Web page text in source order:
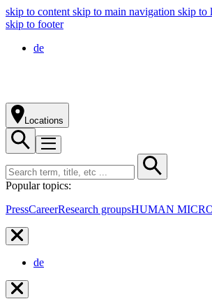
skip to content skip to main navigation skip to
skip to footer
de
Locations
Popular topics:
PressCareerResearch groupsHUMAN
de